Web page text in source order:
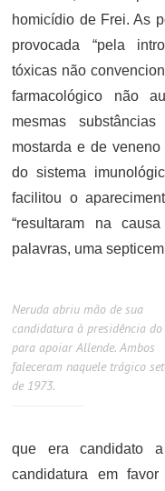
homicídio de Frei. As
provocada “pela
tóxicas não
farmacológico não
mesmas
mostarda e de
do sistema
facilitou o
“resultaram na
palavras, uma
Neruda abriu mão de sua
candidatura à presidência
para apoiar Allende. Ambos
faleceram naquele trágico
de 1973.
que era candidato
candidatura em